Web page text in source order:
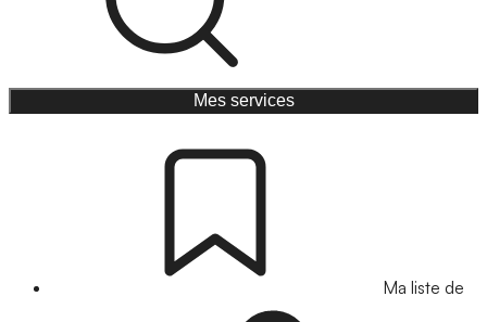
Mes services
Ma liste de